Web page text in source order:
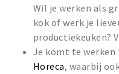
Wil je werken als
kok of werk je
productiekeuken?
Je komt te werken
Horeca, waarbij